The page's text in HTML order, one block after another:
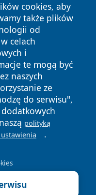
cookies, aby
także plików
od
celach
i
te mogą być
naszych
ze
do serwisu",
polityką
.
prawa zastrzeżone.
Polityka
Cookies